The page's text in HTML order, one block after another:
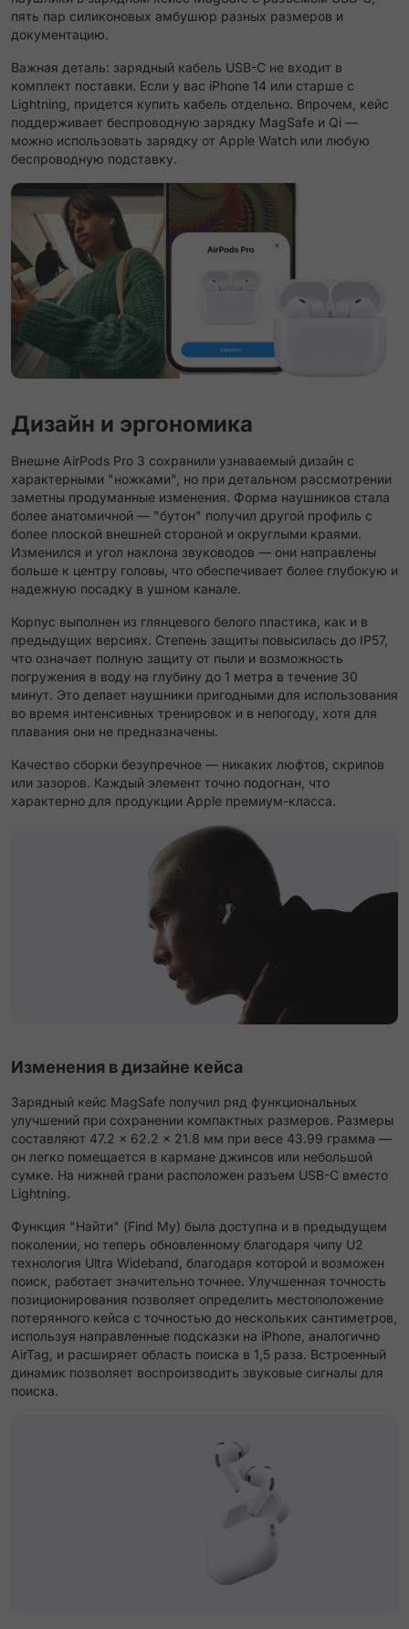
пять пар силиконовых амбушюр разных размеров и
документацию.
Важная деталь: зарядный кабель USB-C не входит в
комплект поставки. Если у вас iPhone 14 или старше с
Lightning, придется купить кабель отдельно. Впрочем, кейс
поддерживает беспроводную зарядку MagSafe и Qi —
можно использовать зарядку от Apple Watch или любую
беспроводную подставку.
Дизайн и эргономика
Внешне AirPods Pro 3 сохранили узнаваемый дизайн с
характерными "ножками", но при детальном рассмотрении
заметны продуманные изменения. Форма наушников стала
более анатомичной — "бутон" получил другой профиль с
более плоской внешней стороной и округлыми краями.
Изменился и угол наклона звуководов — они направлены
больше к центру головы, что обеспечивает более глубокую и
надежную посадку в ушном канале.
Корпус выполнен из глянцевого белого пластика, как и в
предыдущих версиях. Степень защиты повысилась до IP57,
что означает полную защиту от пыли и возможность
погружения в воду на глубину до 1 метра в течение 30
минут. Это делает наушники пригодными для использования
во время интенсивных тренировок и в непогоду, хотя для
плавания они не предназначены.
Качество сборки безупречное — никаких люфтов, скрипов
или зазоров. Каждый элемент точно подогнан, что
характерно для продукции Apple премиум-класса.
Изменения в дизайне кейса
Зарядный кейс MagSafe получил ряд функциональных
улучшений при сохранении компактных размеров. Размеры
составляют 47.2 × 62.2 × 21.8 мм при весе 43.99 грамма —
он легко помещается в кармане джинсов или небольшой
сумке. На нижней грани расположен разъем USB-C вместо
Lightning.
Функция "Найти" (Find My) была доступна и в предыдущем
поколении, но теперь обновленному благодаря чипу U2
технология Ultra Wideband, благодаря которой и возможен
поиск, работает значительно точнее. Улучшенная точность
позиционирования позволяет определить местоположение
потерянного кейса с точностью до нескольких сантиметров,
используя направленные подсказки на iPhone, аналогично
AirTag, и расширяет область поиска в 1,5 раза. Встроенный
динамик позволяет воспроизводить звуковые сигналы для
поиска.